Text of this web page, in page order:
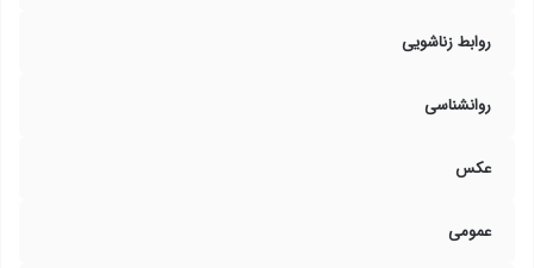
روابط زناشویی
روانشناسی
عکس
عمومی